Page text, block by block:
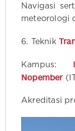
Navigasi
meteorologi
6. Teknik
Kampus:
Nopember
Akreditasi